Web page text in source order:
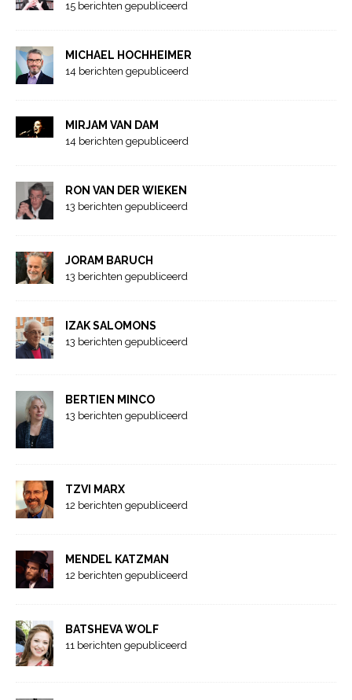
15 berichten gepubliceerd
MICHAEL HOCHHEIMER
14 berichten gepubliceerd
MIRJAM VAN DAM
14 berichten gepubliceerd
RON VAN DER WIEKEN
13 berichten gepubliceerd
JORAM BARUCH
13 berichten gepubliceerd
IZAK SALOMONS
13 berichten gepubliceerd
BERTIEN MINCO
13 berichten gepubliceerd
TZVI MARX
12 berichten gepubliceerd
MENDEL KATZMAN
12 berichten gepubliceerd
BATSHEVA WOLF
11 berichten gepubliceerd